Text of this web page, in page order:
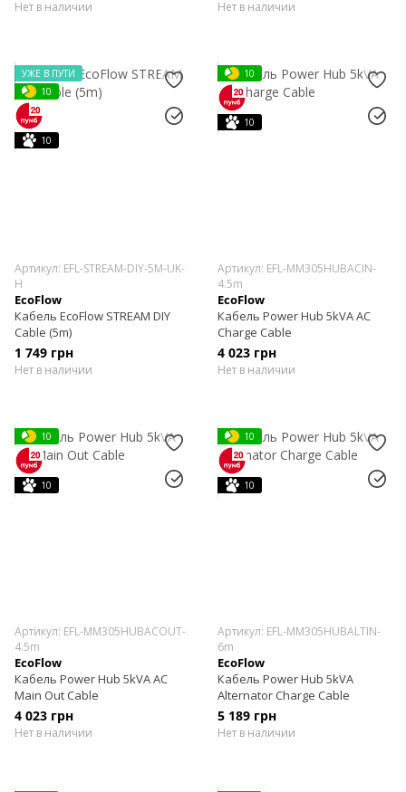
Нет в наличии Нет в наличии
УЖЕ В ПУТИ
10
10
Артикул: EFL-STREAM-DIY-5M-UK-
H
EcoFlow
Кабель EcoFlow STREAM DIY
Cable (5m)
1 749 грн
Нет в наличии
10
10
Артикул: EFL-MM305HUBACIN-
4.5m
EcoFlow
Кабель Power Hub 5kVA AC
Charge Cable
4 023 грн
Нет в наличии
10
10
Артикул: EFL-MM305HUBACOUT-
4.5m
EcoFlow
Кабель Power Hub 5kVA AC
Main Out Cable
4 023 грн
Нет в наличии
10
10
Артикул: EFL-MM305HUBALTIN-
6m
EcoFlow
Кабель Power Hub 5kVA
Alternator Charge Cable
5 189 грн
Нет в наличии